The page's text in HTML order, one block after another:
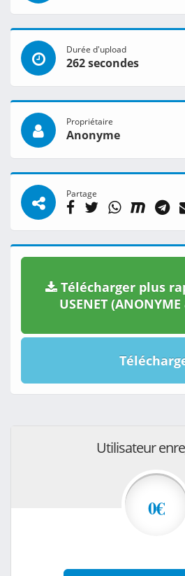
Durée d'upload
262 secondes
Propriétaire
Anonyme
Partage
Télécharger plus
USENET
Utilisateur
0€